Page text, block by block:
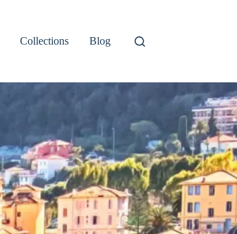
Collections Blog